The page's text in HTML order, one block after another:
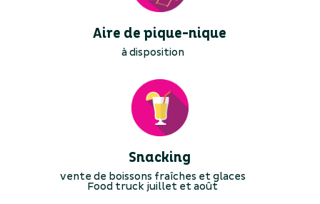
Aire de pique-nique
à disposition
Snacking
vente de boissons fraîches et glaces
Food truck juillet et août